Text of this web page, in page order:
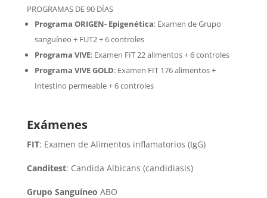
PROGRAMAS DE 90 DÍAS
Programa ORIGEN- Epigenética:Examen de Grupo
sanguíneo + FUT2 + 6 controles
Programa VIVE: Examen FIT 22 alimentos + 6 controles
Programa VIVE GOLD: Examen FIT 176 alimentos +
Intestino permeable + 6 controles
Exámenes
FIT: Examen de Alimentos inflamatorios (IgG)
Canditest: Candida Albicans (candidiasis)
Grupo Sanguíneo ABO